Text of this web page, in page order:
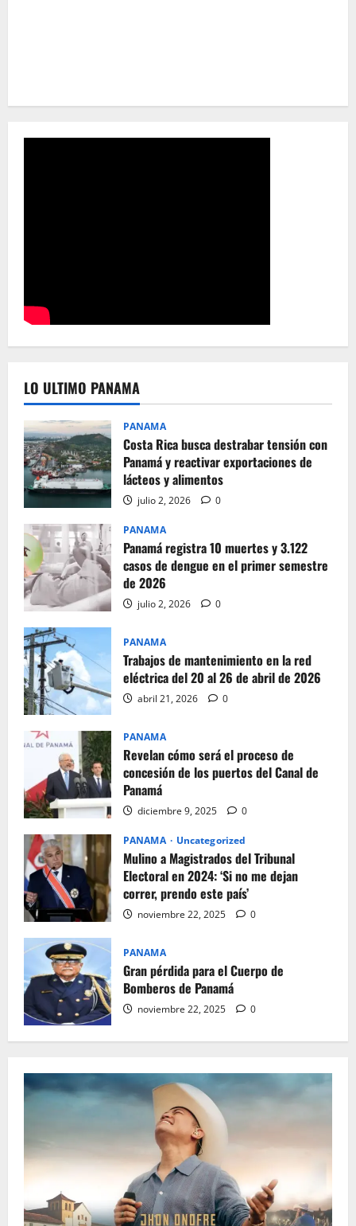
LO ULTIMO PANAMA
PANAMA
Costa Rica busca destrabar tensión con
Panamá y reactivar exportaciones de
lácteos y alimentos
julio 2, 2026 0
PANAMA
Panamá registra 10 muertes y 3.122
casos de dengue en el primer semestre
de 2026
julio 2, 2026 0
PANAMA
Trabajos de mantenimiento en la red
eléctrica del 20 al 26 de abril de 2026
abril 21, 2026 0
PANAMA
Revelan cómo será el proceso de
concesión de los puertos del Canal de
Panamá
diciembre 9, 2025 0
PANAMA Uncategorized
Mulino a Magistrados del Tribunal
Electoral en 2024: ‘Si no me dejan
correr, prendo este país’
noviembre 22, 2025 0
PANAMA
Gran pérdida para el Cuerpo de
Bomberos de Panamá
noviembre 22, 2025 0